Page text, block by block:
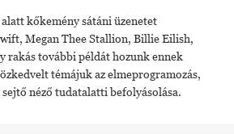
kőkemény sátáni üzenetet
Megan Thee Stallion, Billie Eilish,
rakás további példát hozunk ennek
témájuk az elmeprogramozás,
néző tudatalatti befolyásolása.